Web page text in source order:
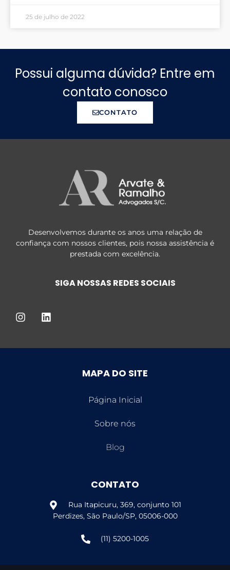
25 de julho de 2022
Possui alguma dúvida? Entre em
contato conosco
CONTATO
Desenvolvemos durante os anos uma relação de
confiança com nossos clientes, pois nossa assistência é
prestada com excelência.
SIGA NOSSAS REDES SOCIAIS
MAPA DO SITE
Página Inicial
Sobre nós
Blog
CONTATO
Rua Itapicuru, 369, conjunto 101
Perdizes, São Paulo/SP, 05006-000
(11) 5200-1005